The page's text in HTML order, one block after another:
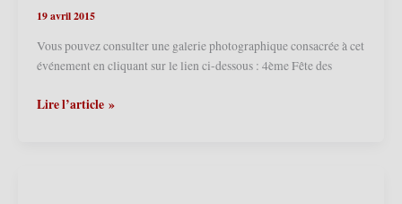
19 avril 2015
Vous pouvez consulter une galerie photographique consacrée à cet
événement en cliquant sur le lien ci-dessous : 4ème Fête des
Nieppe
Lire l’article »